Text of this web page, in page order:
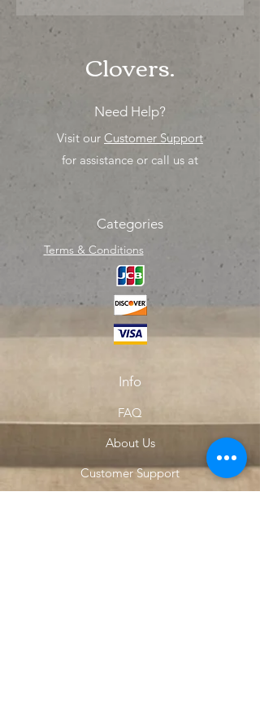
solo los mejores precios para tu
tienda o proyecto" venta por ciento
Clovers.
Need Help?
Visit our Customer Support
for assistance or call us at
Categories
Terms & Conditions
Info
FAQ
About Us
Customer Support